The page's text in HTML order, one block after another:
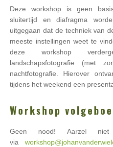
Deze workshop is geen
sluitertijd en diafragma
uitgegaan dat de techniek van
meeste instellingen weet te
deze workshop
landschapsfotografie (met
nachtfotografie. Hierover
tijdens het weekend een
Workshop
Geen nood! Aarzel
via